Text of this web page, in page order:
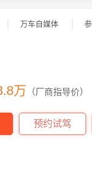
万车自媒体
万 （厂商指导价）
预约试驾